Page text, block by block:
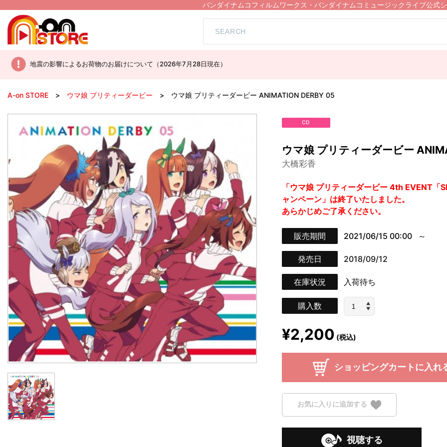
バンダイナムコフィルムワークス・バンダイナムコミュージックライブ公式
地震の影響によるお荷物のお届けについて（2026年7月28日現在）
A-on STORE ウマ娘 プリティーダービー ウマ娘 プリティーダービー ANIMATION DERBY 05
CD
ウマ娘 プリティーダービー
大橋彩香
「ウマ娘 プリティーダービー 4th EVENT
ャンペーン」は終了いたしました。
あらかじめご了承ください。
販売期間 2021/06/15 00:00
発売日 2018/09/12
在庫状況 入荷待ち
購入数
¥2,200 (税込)
ショッピングカートに入れ
お気に入りに追加する
視聴する